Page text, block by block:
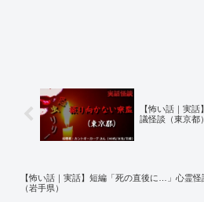
【怖い話｜実
議怪談（東京都）
【怖い話｜実話】短編「死の直後に…」心霊怪
（岩手県）